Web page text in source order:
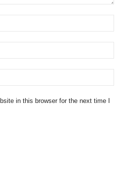
in this browser for the next time I